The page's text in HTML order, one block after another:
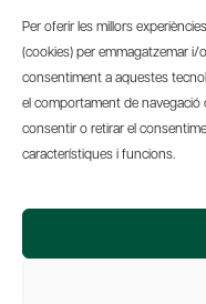
Per oferir les millors
(cookies) per emmagatzemar i/
consentiment a aquestes
el comportament de navegació
consentir o retirar el
característiques i funcions.
© 2026 Societat